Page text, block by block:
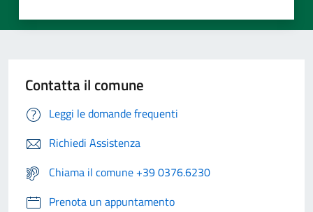
Contatta il comune
Leggi le domande frequenti
Richiedi Assistenza
Chiama il comune +39 0376.6230
Prenota un appuntamento